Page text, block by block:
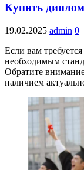
Купить
19.02.2025 admin 0
Если вам
необходимым
Обратите
наличием